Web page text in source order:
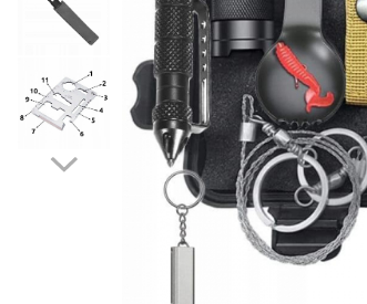
Reparatii si Renovare